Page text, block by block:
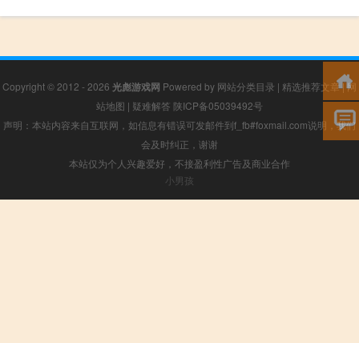
Copyright © 2012 - 2026 光彪游戏网 Powered by 网站分类目录 | 精选推荐文章|网
站地图 | 疑难解答 陕ICP备05039492号
声明：本站内容来自互联网，如信息有错误可发邮件到f_fb#foxmail.com说明，我们
会及时纠正，谢谢
本站仅为个人兴趣爱好，不接盈利性广告及商业合作
小男孩